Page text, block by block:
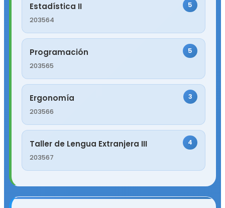
Estadística II
203564
5
Programación
203565
5
Ergonomía
203566
3
Taller de Lengua Extranjera III
203567
4